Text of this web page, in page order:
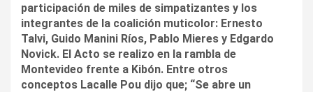
participación de miles de simpatizantes y los
integrantes de la coalición muticolor: Ernesto
Talvi, Guido Manini Ríos, Pablo Mieres y Edgardo
Novick. El Acto se realizo en la rambla de
Montevideo frente a Kibón. Entre otros
conceptos Lacalle Pou dijo que; “Se abre un